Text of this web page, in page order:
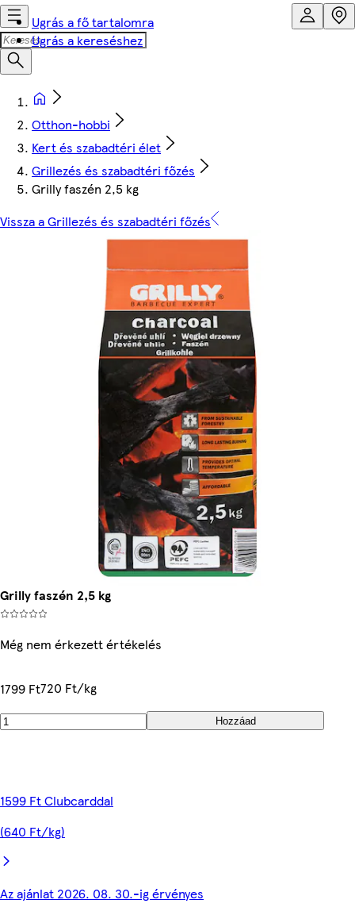
Ugrás a fő tartalomra
Ugrás a kereséshez
Otthon-hobbi
Kert és szabadtéri élet
Grillezés és szabadtéri főzés
Grilly faszén 2,5 kg
Vissza a Grillezés és szabadtéri főzés
Grilly faszén 2,5 kg
Még nem érkezett értékelés
1799 Ft720 Ft/kg
Hozzáad
1599 Ft Clubcarddal
(640 Ft/kg)
Az ajánlat 2026. 08. 30.-ig érvényes